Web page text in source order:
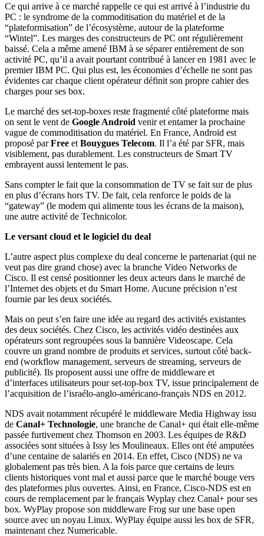
Ce qui arrive à ce marché rappelle ce qui est arrivé à l’industrie du
PC : le syndrome de la commoditisation du matériel et de la
“plateformisation” de l’écosystème, autour de la plateforme
“Wintel”. Les marges des constructeurs de PC ont régulièrement
baissé. Cela a même amené IBM à se séparer entièrement de son
activité PC, qu’il a avait pourtant contribué à lancer en 1981 avec le
premier IBM PC. Qui plus est, les économies d’échelle ne sont pas
évidentes car chaque client opérateur définit son propre cahier des
charges pour ses box.
Le marché des set-top-boxes reste fragmenté côté plateforme mais
on sent le vent de Google Android venir et entamer la prochaine
vague de commoditisation du matériel. En France, Android est
proposé parFree et Bouygues Telecom. Il l’a été par SFR, mais
visiblement, pas durablement. Les constructeurs de Smart TV
embrayent aussi lentement le pas.
Sans compter le fait que la consommation de TV se fait sur de plus
en plus d’écrans hors TV. De fait, cela renforce le poids de la
“gateway” (le modem qui alimente tous les écrans de la maison),
une autre activité de Technicolor.
Le versant cloud et le logiciel du deal
L’autre aspect plus complexe du deal concerne le partenariat (qui ne
veut pas dire grand chose) avec la branche Video Networks de
Cisco. Il est censé positionner les deux acteurs dans le marché de
l’Internet des objets et du Smart Home. Aucune précision n’est
fournie par les deux sociétés.
Mais on peut s’en faire une idée au regard des activités existantes
des deux sociétés. Chez Cisco, les activités vidéo destinées aux
opérateurs sont regroupées sous la bannière Videoscape. Cela
couvre un grand nombre de produits et services, surtout côté back-
end (workflow management, serveurs de streaming, serveurs de
publicité). Ils proposent aussi une offre de middleware et
d’interfaces utilisateurs pour set-top-box TV, issue principalement de
l’acquisition de l’israélo-anglo-américano-français NDS en 2012.
NDS avait notamment récupéré le middleware Media Highway issu
de Canal+ Technologie, une branche de Canal+ qui était elle-même
passée furtivement chez Thomson en 2003. Les équipes de R&D
associées sont situées à Issy les Moulineaux. Elles ont été amputées
d’une centaine de salariés en 2014. En effet, Cisco (NDS) ne va
globalement pas très bien. A la fois parce que certains de leurs
clients historiques vont mal et aussi parce que le marché bouge vers
des plateformes plus ouvertes. Ainsi, en France, Cisco-NDS est en
cours de remplacement par le français Wyplay chez Canal+ pour ses
box. WyPlay propose son middleware Frog sur une base open
source avec un noyau Linux. WyPlay équipe aussi les box de SFR,
maintenant chez Numericable.